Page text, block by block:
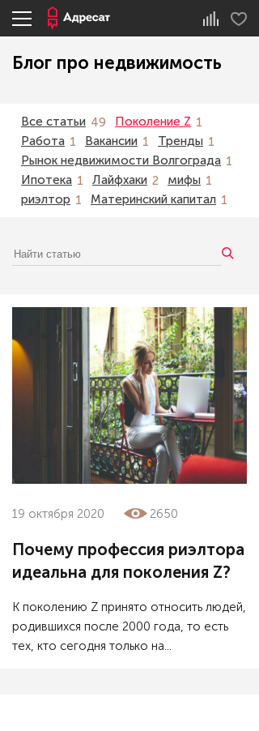
Блог про недвижимость
19 октября 2020 2650
Почему профессия риэлтора
идеальна для поколения Z?
К поколению Z принято относить людей,
родившихся после 2000 года, то есть
тех, кто сегодня только на...
Все статьи 49 Поколение Z 1
Работа 1 Вакансии 1 Тренды 1
Рынок недвижимости Волгограда 1
Ипотека 1 Лайфхаки 2 мифы 1
риэлтор 1 Материнский капитал 1